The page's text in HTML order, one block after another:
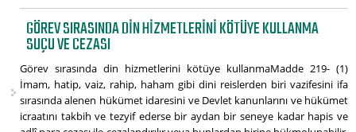
GÖREV SIRASINDA DIN HIZMETLERINI KÖTÜYE KULLANMA
SUÇU VE CEZASI
Görev sırasında din hizmetlerini kötüye kullanmaMadde 219- (1)
İmam, hatip, vaiz, rahip, haham gibi dini reislerden biri vazifesini ifa
sırasında alenen hükümet idaresini ve Devlet kanunlarını ve hükümet
icraatını takbih ve tezyif ederse bir aydan bir seneye kadar hapis ve